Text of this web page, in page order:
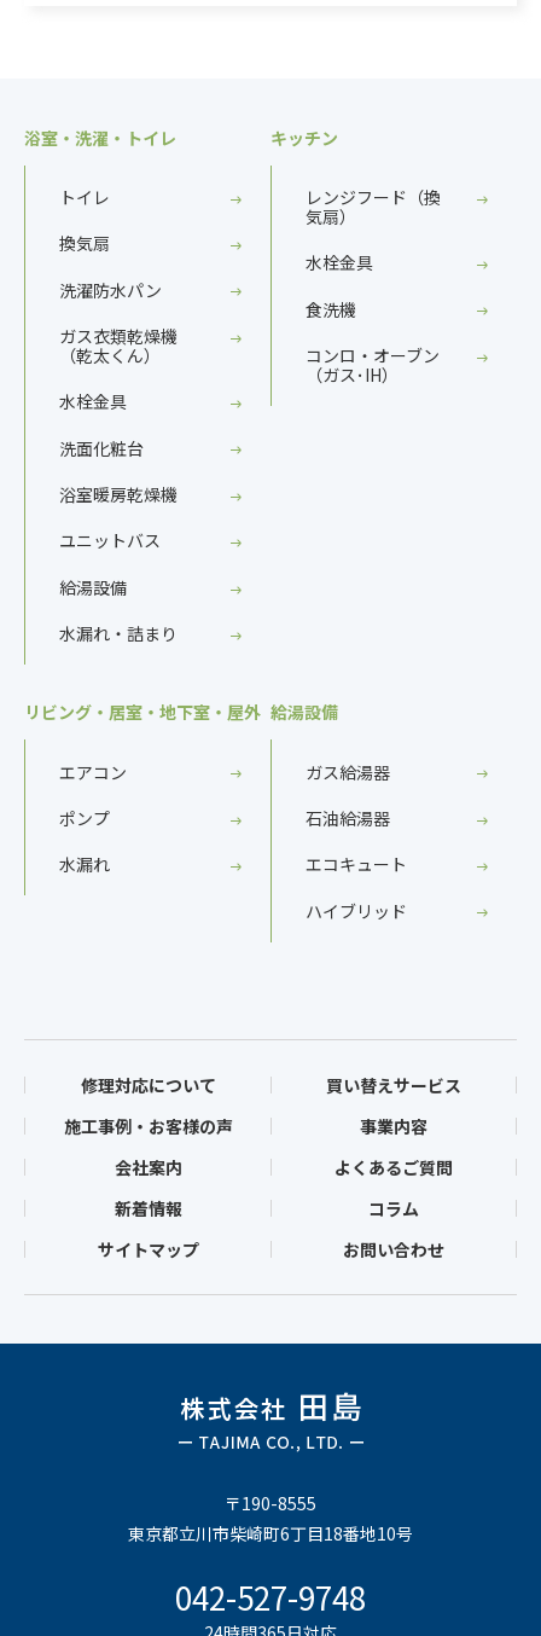
浴室・洗濯・トイレ
トイレ
換気扇
洗濯防水パン
ガス衣類乾燥機
（乾太くん）
水栓金具
洗面化粧台
浴室暖房乾燥機
ユニットバス
給湯設備
水漏れ・詰まり
キッチン
レンジフード（換
気扇）
水栓金具
食洗機
コンロ・オーブン
（ガス･IH）
リビング・居室・地下室・屋外
エアコン
ポンプ
水漏れ
給湯設備
ガス給湯器
石油給湯器
エコキュート
ハイブリッド
修理対応について
買い替えサービス
施工事例・お客様の声
事業内容
会社案内
よくあるご質問
新着情報
コラム
サイトマップ
お問い合わせ
〒190-8555
東京都立川市柴崎町6丁目18番地10号
042-527-9748